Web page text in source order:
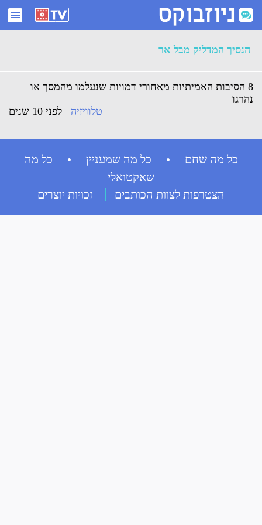
ארכיון הנסיך המדליק מבל אר - ניוזבוקס
הנסיך המדליק מבל אר
8 הסיבות האמיתיות מאחורי דמויות שנעלמו מהמסך או
נהרגו
לפני 10 שנים
טלוויזיה
כל מה שחם • כל מה שמעניין • כל מה
שאקטואלי
הצטרפות לצוות הכותבים
זכויות יוצרים